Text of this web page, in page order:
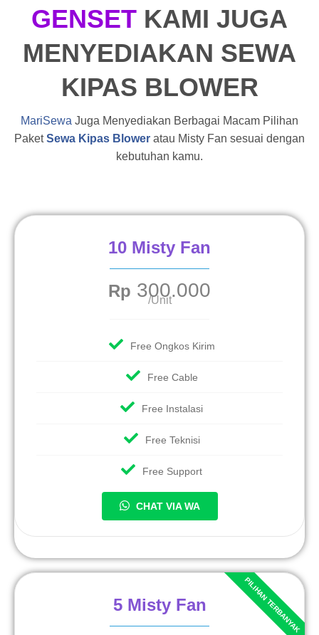
GENSET KAMI JUGA
MENYEDIAKAN SEWA
KIPAS BLOWER
MariSewa Juga Menyediakan Berbagai Macam Pilihan
PaketSewa Kipas Blower atau Misty Fan sesuai dengan
kebutuhan kamu.
10 Misty Fan
Rp 300.000
/Unit
Free Ongkos Kirim
Free Cable
Free Instalasi
Free Teknisi
Free Support
CHAT VIA WA
5 Misty Fan